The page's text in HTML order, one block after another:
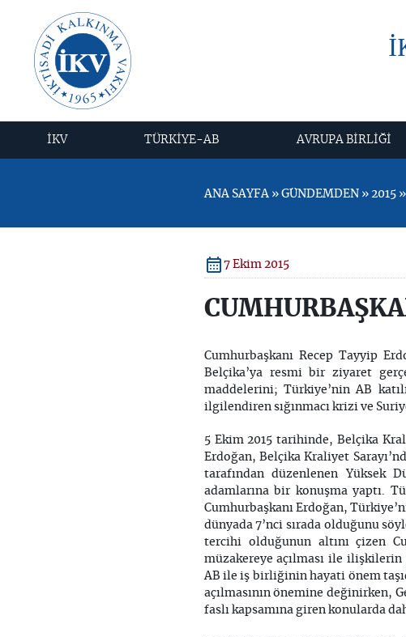
İKV TÜRKİYE-AB AVRUPA BİRLİĞİ
ANA SAYFA » GÜNDEMDEN » 2015
7 Ekim 2015
Cumhurbaşkanı Recep Tayyip
Belçika’ya resmi bir ziyaret
maddelerini; Türkiye’nin AB
ilgilendiren sığınmacı krizi ve
5 Ekim 2015 tarihinde, Belçika
Erdoğan, Belçika Kraliyet
tarafından düzenlenen Yüksek
adamlarına bir konuşma yaptı.
Cumhurbaşkanı Erdoğan,
dünyada 7’nci sırada olduğunu
tercihi olduğunun altını çizen
müzakereye açılması ile
AB ile iş birliğinin hayati önem
açılmasının önemine değinirken,
faslı kapsamına giren konularda